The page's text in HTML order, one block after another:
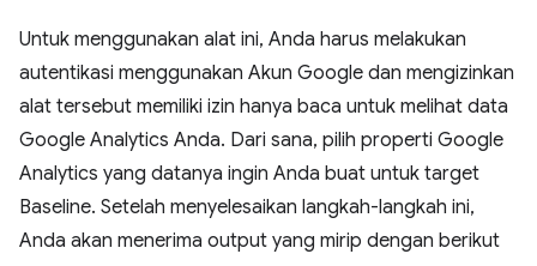
Untuk menggunakan alat ini, Anda harus melakukan
autentikasi menggunakan Akun Google dan mengizinkan
alat tersebut memiliki izin hanya baca untuk melihat data
Google Analytics Anda. Dari sana, pilih properti Google
Analytics yang datanya ingin Anda buat untuk target
Baseline. Setelah menyelesaikan langkah-langkah ini,
Anda akan menerima output yang mirip dengan berikut